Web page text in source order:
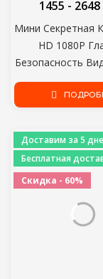
Мини Секретная
HD 1080P
Безопасность
Ночного
Motion Detection
1455 -
Доставим за 5
Бесплатная
Скидка - 60%